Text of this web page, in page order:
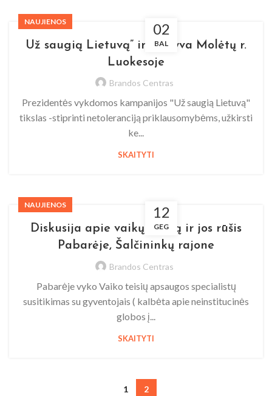
02
BAL
NAUJIENOS
Už saugią Lietuvą” iniciatyva Molėtų r.
Luokesoje
Brandos Centras
Prezidentės vykdomos kampanijos "Už saugią Lietuvą"
tikslas -stiprinti netoleranciją priklausomybėms, užkirsti
ke...
SKAITYTI
12
GEG
NAUJIENOS
Diskusija apie vaikų globą ir jos rūšis
Pabarėje, Šalčininkų rajone
Brandos Centras
Pabarėje vyko Vaiko teisių apsaugos specialistų
susitikimas su gyventojais ( kalbėta apie neinstitucinės
globos į...
SKAITYTI
1 2